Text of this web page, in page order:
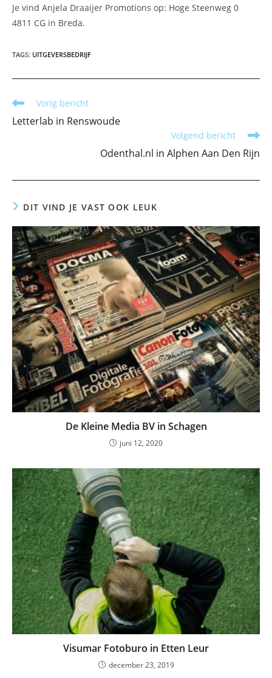
Je vind Anjela Draaijer Promotions op: Hoge Steenweg 0
4811 CG in Breda.
TAGS: UITGEVERSBEDRIJF
Lees
artikelen
Vorig bericht
Letterlab in Renswoude
Volgend bericht
Odenthal.nl in Alphen Aan Den Rijn
DIT VIND JE VAST OOK LEUK
De Kleine Media BV in Schagen
juni 12, 2020
Visumar Fotoburo in Etten Leur
december 23, 2019